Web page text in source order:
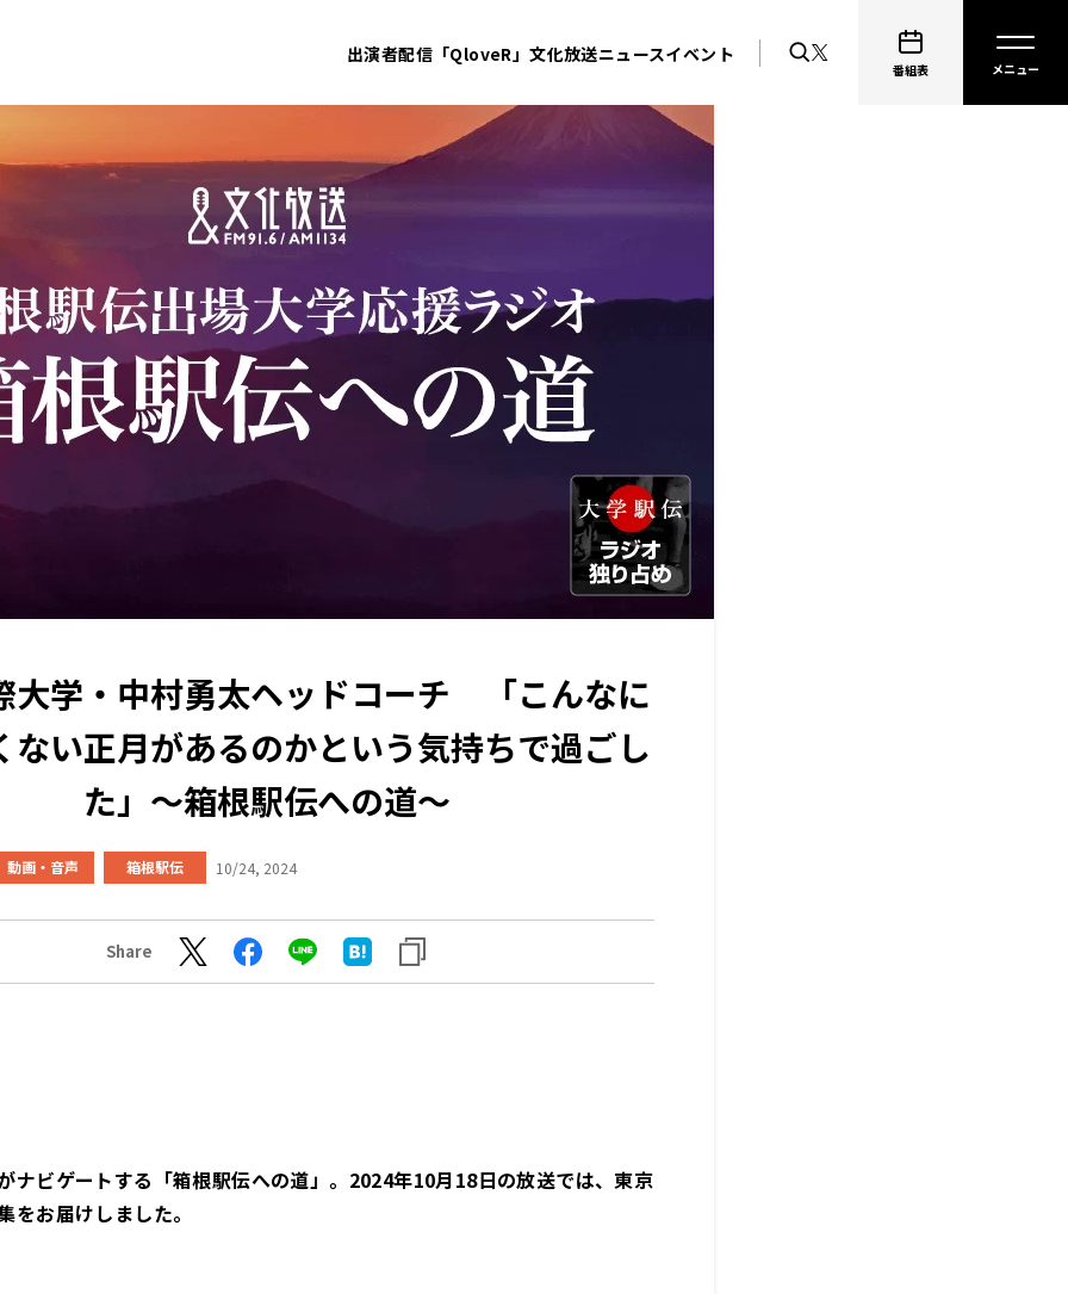
出演者配信「QloveR」文化放送ニュースイベント
番組表
大学・中村勇太ヘッドコーチ 「こんなに
ない正月があるのかという気持ちで過ごし
た」～箱根駅伝への道～
動画・音声 箱根駅伝 10/24, 2024
Share
ナビゲートする「箱根駅伝への道」。2024年10月18日の放送では、東京
をお届けしました。